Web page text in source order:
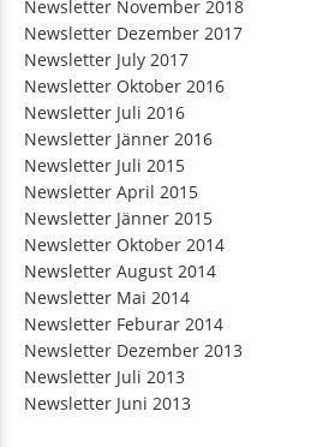
Newsletter November 2018
Newsletter Dezember 2017
Newsletter July 2017
Newsletter Oktober 2016
Newsletter Juli 2016
Newsletter Jänner 2016
Newsletter Juli 2015
Newsletter April 2015
Newsletter Jänner 2015
Newsletter Oktober 2014
Newsletter August 2014
Newsletter Mai 2014
Newsletter Feburar 2014
Newsletter Dezember 2013
Newsletter Juli 2013
Newsletter Juni 2013